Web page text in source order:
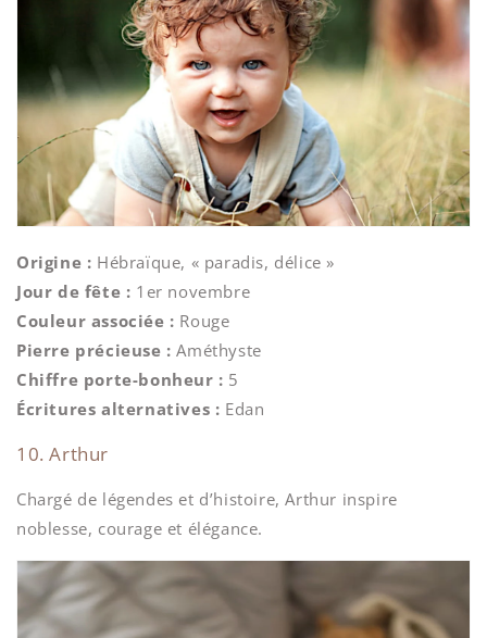
Origine : Hébraïque, « paradis, délice »
Jour de fête : 1er novembre
Couleur associée : Rouge
Pierre précieuse : Améthyste
Chiffre porte-bonheur : 5
Écritures alternatives : Edan
10. Arthur
Chargé de légendes et d’histoire, Arthur inspire
noblesse, courage et élégance.